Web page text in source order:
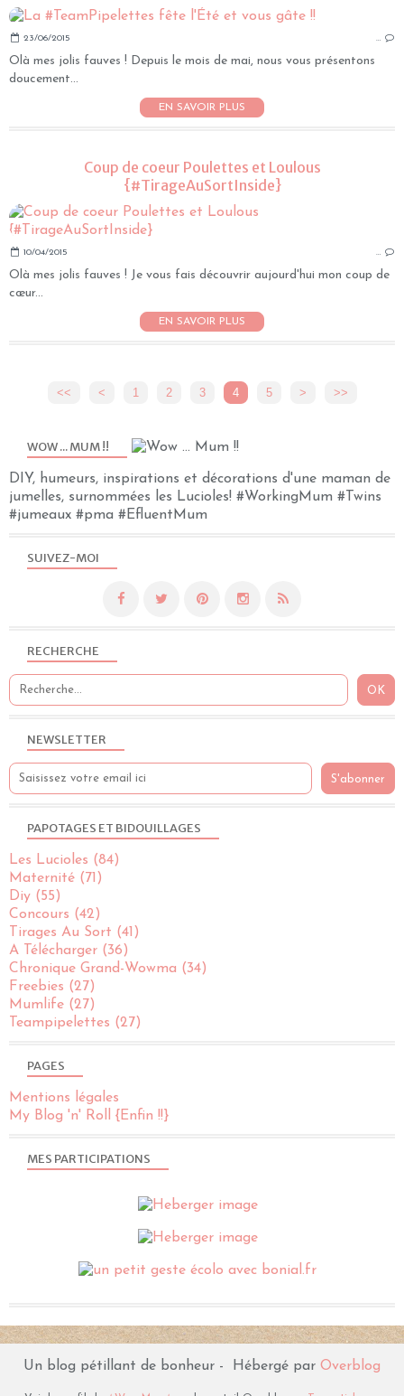
23/06/2015 …
Olà mes jolis fauves ! Depuis le mois de mai, nous vous présentons
doucement...
EN SAVOIR PLUS
Coup de coeur Poulettes et Loulous
{#TirageAuSortInside}
10/04/2015 …
Olà mes jolis fauves ! Je vous fais découvrir aujourd'hui mon coup de
cœur...
EN SAVOIR PLUS
<< < 1 2 3 4 5 > >>
NEWSLETTER
SUIVEZ-MOI
RECHERCHE
WOW ... MUM !!
DIY, humeurs, inspirations et décorations d'une maman de
jumelles, surnommées les Lucioles! #WorkingMum #Twins
#jumeaux #pma #EfluentMum
PAGES
Mentions légales
My Blog 'n' Roll {Enfin !!}
PAPOTAGES ET BIDOUILLAGES
Les Lucioles (84)
Maternité (71)
Diy (55)
Concours (42)
Tirages Au Sort (41)
A Télécharger (36)
Chronique Grand-Wowma (34)
Freebies (27)
Mumlife (27)
Teampipelettes (27)
MES PARTICIPATIONS
Un blog pétillant de bonheur - Hébergé par Overblog